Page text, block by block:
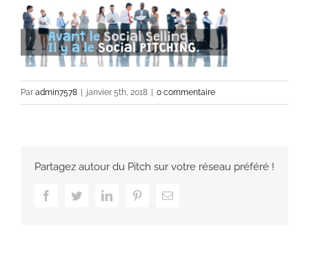
Par admin7578 janvier 5th, 2018 0 commentaire
Partagez autour du Pitch sur votre réseau préféré !
FacebookTwitterLinkedInPinterestEmail